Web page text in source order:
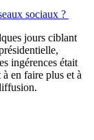
sociaux ?
jours ciblant
ingérences était
en faire plus et à